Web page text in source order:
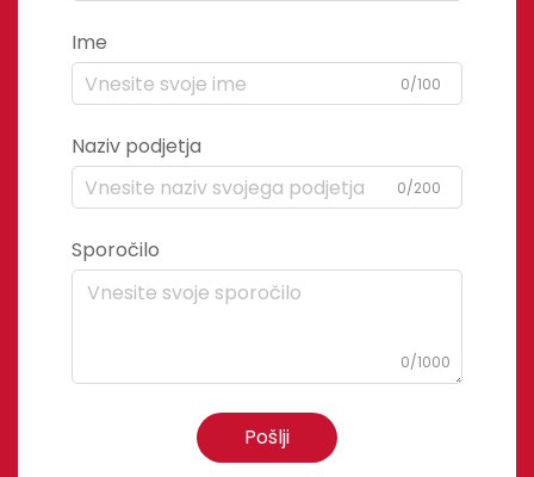
Ime
0/100
Naziv podjetja
0/200
Sporočilo
0/1000
Pošlji